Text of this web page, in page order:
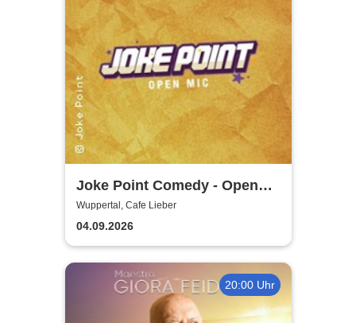
Joke Point Comedy - Open
Mic | Cafe Lieber
Wuppertal, Cafe Lieber
04.09.2026
20:00 Uhr